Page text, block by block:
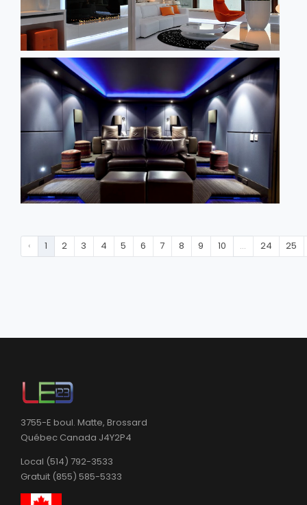
‹ 1 2 3 4 5 6 7 8 9 10 ... 24 25
3755-E boul. Matte, Brossard
Québec Canada J4Y2P4
Local (514) 792-3533
Gratuit (855) 585-5333